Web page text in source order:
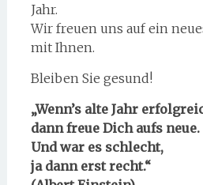
Jahr.
Wir freuen uns auf ein
mit Ihnen.
Bleiben Sie gesund!
„Wenn’s alte Jahr
dann freue Dich aufs neue.
Und war es schlecht,
ja dann erst recht.“